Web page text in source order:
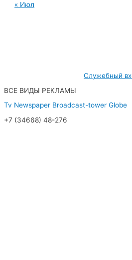
« Июл
Служебный
ВСЕ ВИДЫ РЕКЛАМЫ
Tv Newspaper Broadcast-tower Globe
+7 (34668) 48-276